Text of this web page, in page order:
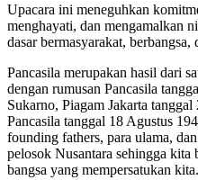
Upacara ini meneguhkan
menghayati, dan mengamalkan
dasar bermasyarakat, berbangsa,
Pancasila merupakan hasil dari
dengan rumusan Pancasila
Sukarno, Piagam Jakarta
Pancasila tanggal 18 Agustus
founding fathers, para ulama,
pelosok Nusantara sehingga kita
bangsa yang mempersatukan kita.